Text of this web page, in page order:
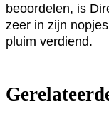
beoordelen, is
zeer in zijn
pluim verdiend.